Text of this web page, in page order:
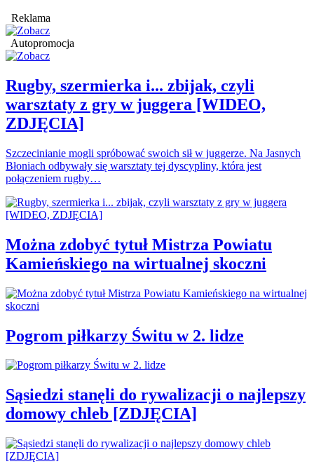
Reklama
Autopromocja
Rugby, szermierka i... zbijak, czyli
warsztaty z gry w juggera [WIDEO,
ZDJĘCIA]
Szczecinianie mogli spróbować swoich sił w juggerze. Na Jasnych
Błoniach odbywały się warsztaty tej dyscypliny, która jest
połączeniem rugby…
Można zdobyć tytuł Mistrza Powiatu
Kamieńskiego na wirtualnej skoczni
Pogrom piłkarzy Świtu w 2. lidze
Sąsiedzi stanęli do rywalizacji o najlepszy
domowy chleb [ZDJĘCIA]